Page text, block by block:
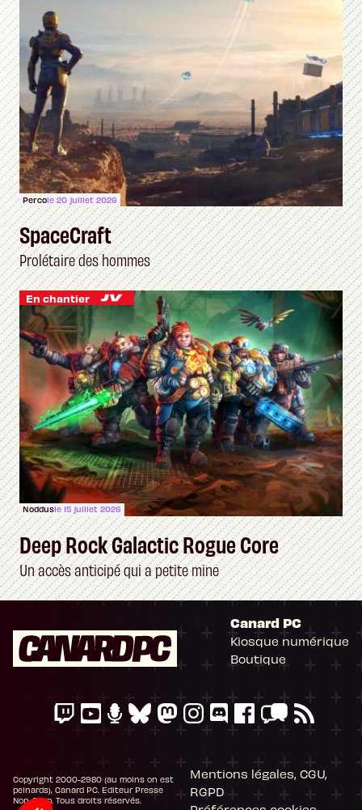
Percole 20 juillet 2026
SpaceCraft
Prolétaire des hommes
En chantier
Noddusle 15 juillet 2026
Deep Rock Galactic Rogue Core
Un accès anticipé qui a petite mine
Canard PC
Kiosque numérique
Boutique
Copyright 2000-2980 (au moins on est
peinards), Canard PC. Editeur Presse
Non-Stop. Tous droits réservés.
Mentions légales, CGU,
RGPD